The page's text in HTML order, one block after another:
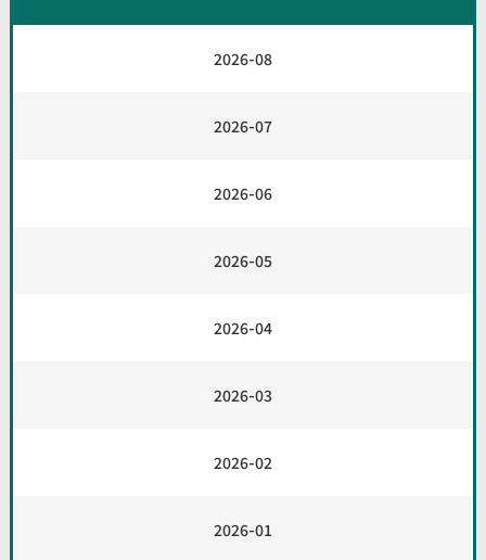
2026-08
2026-07
2026-06
2026-05
2026-04
2026-03
2026-02
2026-01